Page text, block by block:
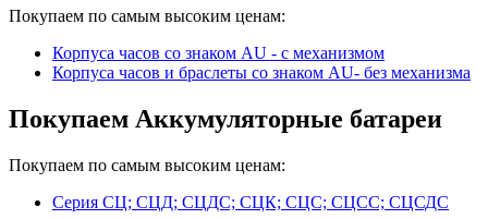
Покупаем по самым высоким ценам:
Корпуса часов cо знаком AU - с механизмом
Корпуса часов и браслеты со знаком AU- без механизма
Покупаем Аккумуляторные батареи
Покупаем по самым высоким ценам:
Серия СЦ; СЦД; СЦДС; СЦК; СЦС; СЦСС; СЦСДС